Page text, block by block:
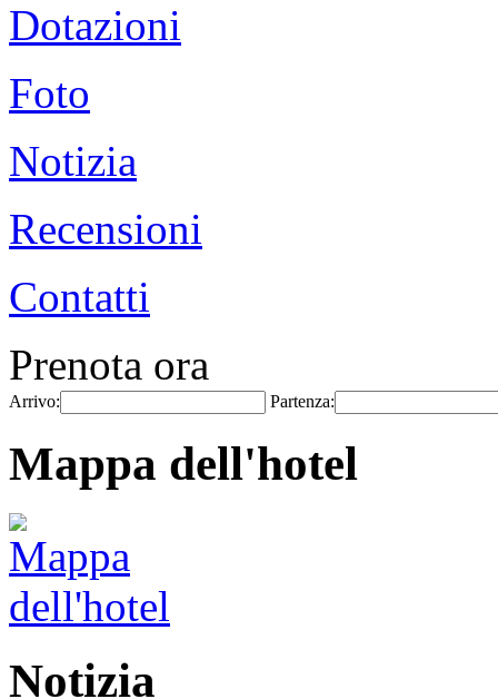
Dotazioni
Foto
Notizia
Recensioni
Contatti
Prenota ora
Arrivo: Partenza:
Mappa dell'hotel
Notizia